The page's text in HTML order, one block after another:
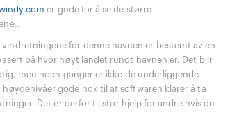
er gode for å se de større
vindretningene for denne havnen er bestemt av en
på hvor høyt landet rundt havnen er. Det blir
men noen ganger er ikke de underliggende
høydenivåer gode nok til at softwaren klarer å ta
Det er derfor til stor hjelp for andre hvis du